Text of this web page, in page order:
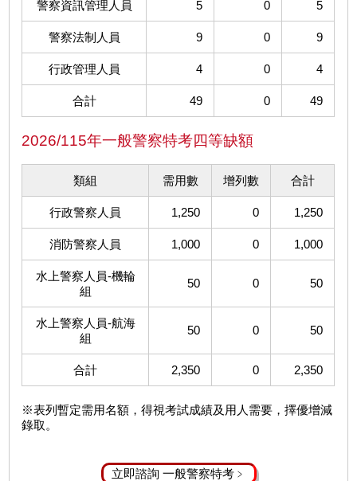
警察資訊管理人員 5 0 5
警察法制人員 9 0 9
行政管理人員 4 0 4
合計 49 0 49
2026/115年一般警察特考四等缺額
類組 需用數 增列數 合計
行政警察人員 1,250 0 1,250
消防警察人員 1,000 0 1,000
水上警察人員-機輪
組
50 0 50
水上警察人員-航海
組
50 0 50
合計 2,350 0 2,350
※表列暫定需用名額，得視考試成績及用人需要，擇優增減
錄取。
立即諮詢 一般警察特考﹥